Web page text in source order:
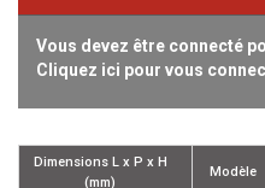
Vous devez être connecté
Cliquez ici pour vous
Dimensions L x P x H
(mm)
Modèle